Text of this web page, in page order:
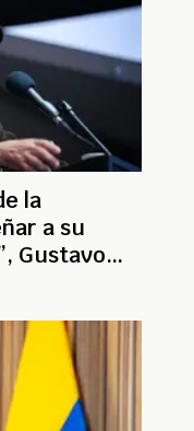
la
a su
Gustavo